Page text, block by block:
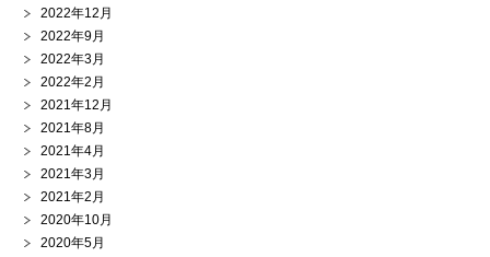
2022年12月
2022年9月
2022年3月
2022年2月
2021年12月
2021年8月
2021年4月
2021年3月
2021年2月
2020年10月
2020年5月